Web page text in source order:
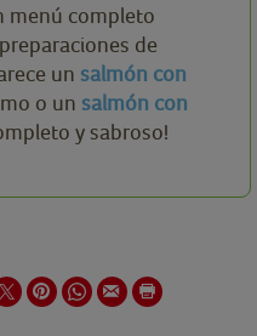
menú completo
de
un salmón con
o un salmón con
y sabroso!